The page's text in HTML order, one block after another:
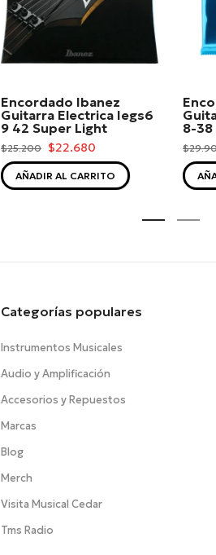
Encordado Ibanez
Guitarra Electrica Iegs6
9 42 Super Light
$25.200 $22.680
AÑADIR AL CARRITO
8-38
Categorías populares
Instrumentos Musicales
Audio y Amplificación
Accesorios y Repuestos
Marcas
Blog
Merch
Visita Musical Cedar
Tms Radio